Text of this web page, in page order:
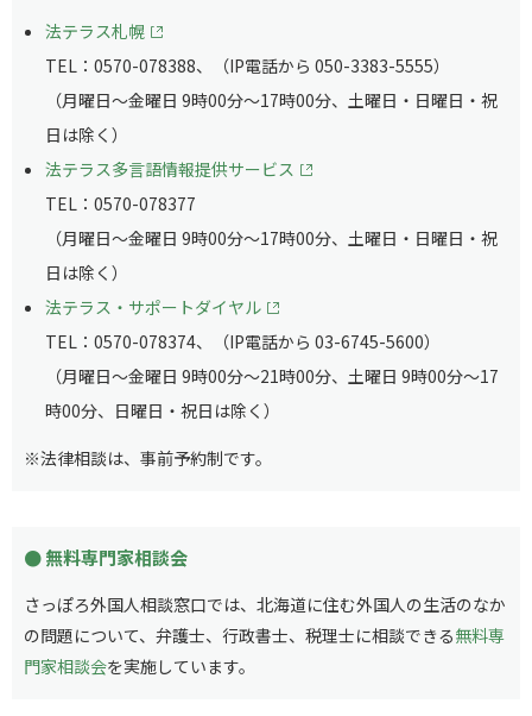
法テラス札幌
TEL：0570-078388、（IP電話から 050-3383-5555）
（月曜日～金曜日 9時00分～17時00分、土曜日・日曜日・祝
日は除く）
法テラス多言語情報提供サービス
TEL：0570-078377
（月曜日～金曜日 9時00分～17時00分、土曜日・日曜日・祝
日は除く）
法テラス・サポートダイヤル
TEL：0570-078374、（IP電話から 03-6745-5600）
（月曜日～金曜日 9時00分～21時00分、土曜日 9時00分～17
時00分、日曜日・祝日は除く）
※法律相談は、事前予約制です。
無料専門家相談会
さっぽろ外国人相談窓口では、北海道に住む外国人の生活のなか
の問題について、弁護士、行政書士、税理士に相談できる無料専
門家相談会を実施しています。